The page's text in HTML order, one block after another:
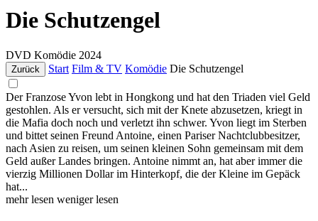
Die Schutzengel
DVD Komödie 2024
Zurück Start Film & TV Komödie Die Schutzengel
Der Franzose Yvon lebt in Hongkong und hat den Triaden viel Geld
gestohlen. Als er versucht, sich mit der Knete abzusetzen, kriegt in
die Mafia doch noch und verletzt ihn schwer. Yvon liegt im Sterben
und bittet seinen Freund Antoine, einen Pariser Nachtclubbesitzer,
nach Asien zu reisen, um seinen kleinen Sohn gemeinsam mit dem
Geld außer Landes bringen. Antoine nimmt an, hat aber immer die
vierzig Millionen Dollar im Hinterkopf, die der Kleine im Gepäck
hat...
mehr lesen weniger lesen